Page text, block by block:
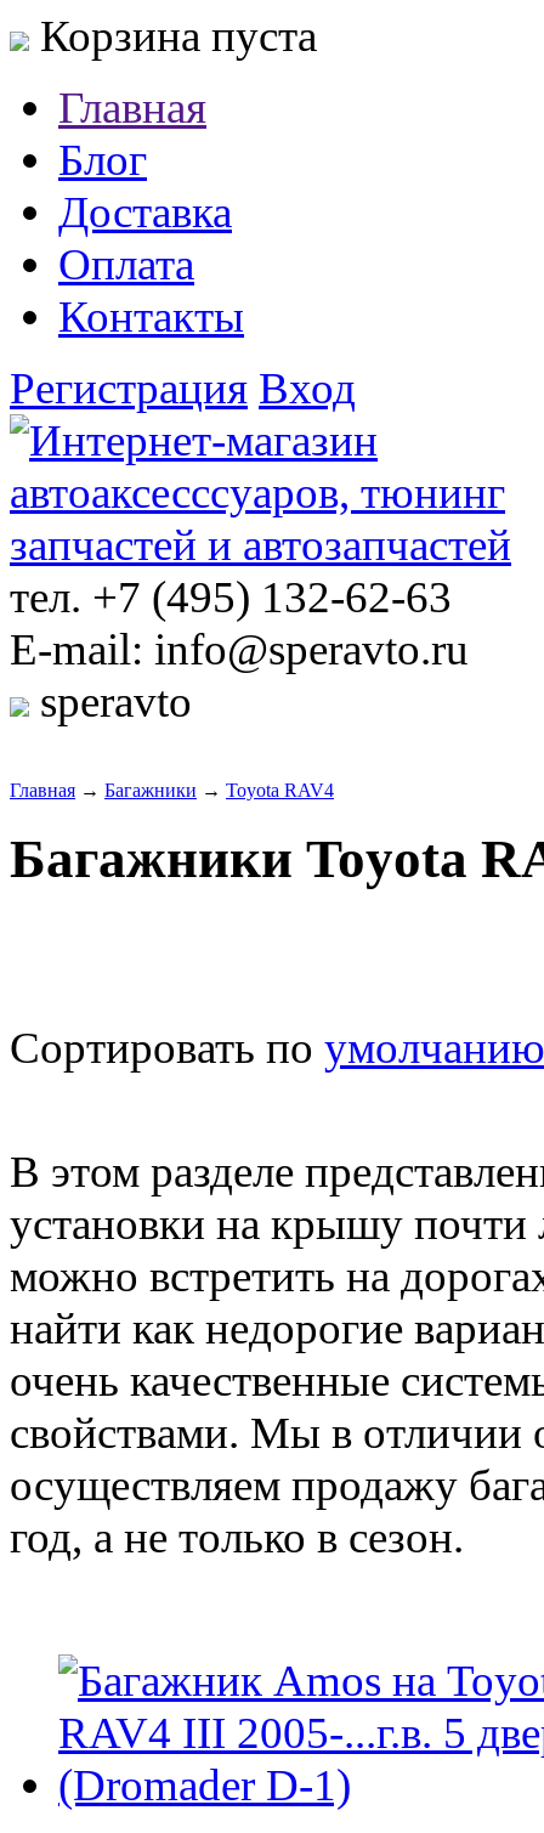
Корзина пуста
Главная
Блог
Доставка
Оплата
Контакты
Регистрация Вход
тел. +7 (495) 132-62-63
E-mail: info@speravto.ru
speravto
Главная → Багажники → Toyota RAV4
Багажники Toyota
Сортировать по умолчанию
В этом разделе
установки на крышу
можно встретить на
найти как недорогие
очень качественные
свойствами. Мы в отличии
осуществляем продажу
год, а не только в сезон.